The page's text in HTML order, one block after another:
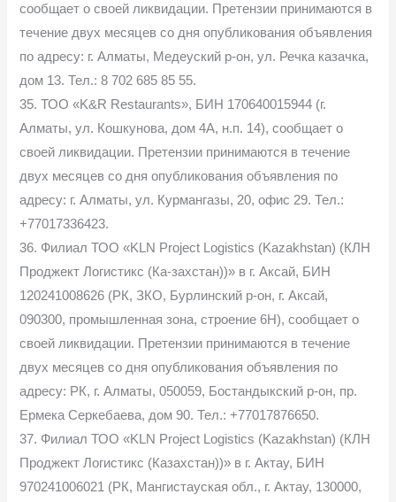
сообщает о своей ликвидации. Претензии принимаются в
течение двух месяцев со дня опубликования объявления
по адресу: г. Алматы, Медеуский р-он, ул. Речка казачка,
дом 13. Тел.: 8 702 685 85 55.
35. ТОО «K&R Restaurants», БИН 170640015944 (г.
Алматы, ул. Кошкунова, дом 4А, н.п. 14), сообщает о
своей ликвидации. Претензии принимаются в течение
двух месяцев со дня опубликования объявления по
адресу: г. Алматы, ул. Курмангазы, 20, офис 29. Тел.:
+77017336423.
36. Филиал ТОО «KLN Project Logistics (Kazakhstan) (КЛН
Проджект Логистикс (Ка-захстан))» в г. Аксай, БИН
120241008626 (РК, ЗКО, Бурлинский р-он, г. Аксай,
090300, промышленная зона, строение 6Н), сообщает о
своей ликвидации. Претензии принимаются в течение
двух месяцев со дня опубликования объявления по
адресу: РК, г. Алматы, 050059, Бостандыкский р-он, пр.
Ермека Серкебаева, дом 90. Тел.: +77017876650.
37. Филиал ТОО «KLN Project Logistics (Kazakhstan) (КЛН
Проджект Логистикс (Казахстан))» в г. Актау, БИН
970241006021 (РК, Мангистауская обл., г. Актау, 130000,